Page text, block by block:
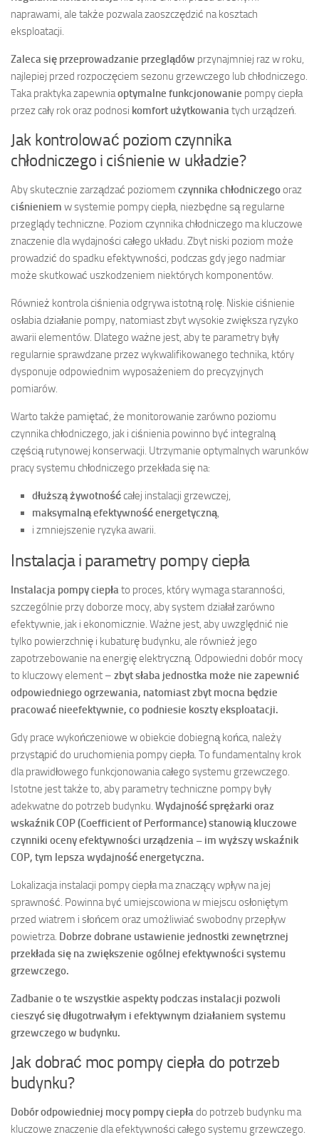
naprawami, ale także pozwala zaoszczędzić na kosztach
eksploatacji.
Zaleca się przeprowadzanie przeglądów przynajmniej raz w roku,
najlepiej przed rozpoczęciem sezonu grzewczego lub chłodniczego.
Taka praktyka zapewniaoptymalne funkcjonowanie pompy ciepła
przez cały rok oraz podnosi komfort użytkowaniatych urządzeń.
Jak kontrolować poziom czynnika
chłodniczego i ciśnienie w układzie?
Aby skutecznie zarządzać poziomem czynnika chłodniczegooraz
ciśnieniem w systemie pompy ciepła, niezbędne są regularne
przeglądy techniczne. Poziom czynnika chłodniczego ma kluczowe
znaczenie dla wydajności całego układu. Zbyt niski poziom może
prowadzić do spadku efektywności, podczas gdy jego nadmiar
może skutkować uszkodzeniem niektórych komponentów.
Również kontrola ciśnienia odgrywa istotną rolę. Niskie ciśnienie
osłabia działanie pompy, natomiast zbyt wysokie zwiększa ryzyko
awarii elementów. Dlatego ważne jest, aby te parametry były
regularnie sprawdzane przez wykwalifikowanego technika, który
dysponuje odpowiednim wyposażeniem do precyzyjnych
pomiarów.
Warto także pamiętać, że monitorowanie zarówno poziomu
czynnika chłodniczego, jak i ciśnienia powinno być integralną
częścią rutynowej konserwacji. Utrzymanie optymalnych warunków
pracy systemu chłodniczego przekłada się na:
dłuższą żywotnośćcałej instalacji grzewczej,
maksymalną efektywność energetyczną,
i zmniejszenie ryzyka awarii.
Instalacja i parametry pompy ciepła
Instalacja pompy ciepłato proces, który wymaga staranności,
szczególnie przy doborze mocy, aby system działał zarówno
efektywnie, jak i ekonomicznie. Ważne jest, aby uwzględnić nie
tylko powierzchnię i kubaturę budynku, ale również jego
zapotrzebowanie na energię elektryczną. Odpowiedni dobór mocy
to kluczowy element – zbyt słaba jednostka może nie zapewnić
odpowiedniego ogrzewania, natomiast zbyt mocna będzie
pracować nieefektywnie, co podniesie koszty eksploatacji.
Gdy prace wykończeniowe w obiekcie dobiegną końca, należy
przystąpić do uruchomienia pompy ciepła. To fundamentalny krok
dla prawidłowego funkcjonowania całego systemu grzewczego.
Istotne jest także to, aby parametry techniczne pompy były
adekwatne do potrzeb budynku. Wydajność sprężarki oraz
wskaźnik COP (Coefficient of Performance) stanowią kluczowe
czynniki oceny efektywności urządzenia – im wyższy wskaźnik
COP, tym lepsza wydajność energetyczna.
Lokalizacja instalacji pompy ciepła ma znaczący wpływ na jej
sprawność. Powinna być umiejscowiona w miejscu osłoniętym
przed wiatrem i słońcem oraz umożliwiać swobodny przepływ
powietrza. Dobrze dobrane ustawienie jednostki zewnętrznej
przekłada się na zwiększenie ogólnej efektywności systemu
grzewczego.
Zadbanie o te wszystkie aspekty podczas instalacji pozwoli
cieszyć się długotrwałym i efektywnym działaniem systemu
grzewczego w budynku.
Jak dobrać moc pompy ciepła do potrzeb
budynku?
Dobór odpowiedniej mocy pompy ciepłado potrzeb budynku ma
kluczowe znaczenie dla efektywności całego systemu grzewczego.